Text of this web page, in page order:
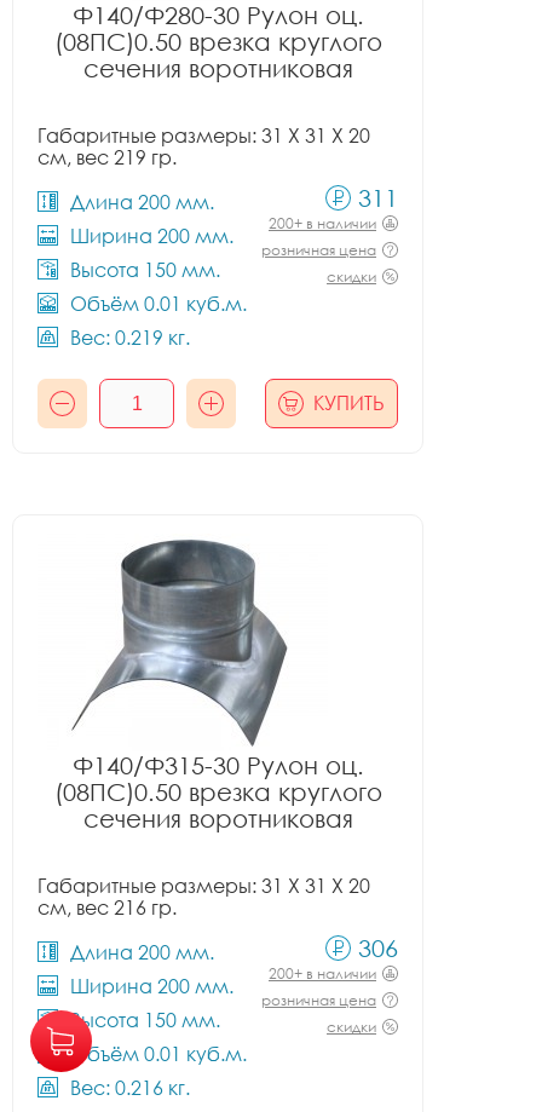
Ф140/Ф280-30 Рулон оц.
(08ПС)0.50 врезка круглого
сечения воротниковая
Габаритные размеры: 31 X 31 X 20
см, вес 219 гр.
Длина 200 мм.
Ширина 200 мм.
Высота 150 мм.
Объём 0.01 куб.м.
Вес: 0.219 кг.
311
200+ в наличии
розничная цена
скидки
КУПИТЬ
Ф140/Ф315-30 Рулон оц.
(08ПС)0.50 врезка круглого
сечения воротниковая
Габаритные размеры: 31 X 31 X 20
см, вес 216 гр.
Длина 200 мм.
Ширина 200 мм.
Высота 150 мм.
Объём 0.01 куб.м.
Вес: 0.216 кг.
306
200+ в наличии
розничная цена
скидки